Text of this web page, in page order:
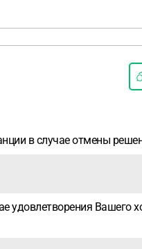
в случае отмены
удовлетворения Вашего